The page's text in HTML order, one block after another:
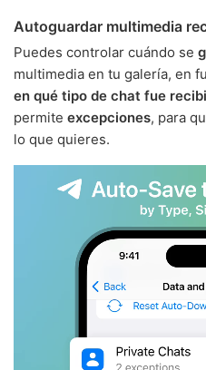
Autoguardar multimedia
Puedes controlar cuándo se
multimedia en tu galería, en
en qué tipo de chat fue
permite excepciones, para
lo que quieres.